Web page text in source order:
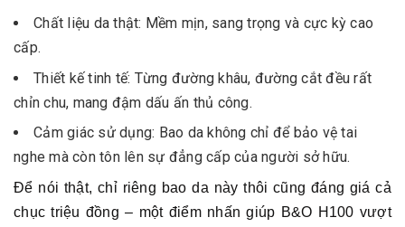
Chất liệu da thật: Mềm mịn, sang trọng và cực kỳ cao
cấp.
Thiết kế tinh tế: Từng đường khâu, đường cắt đều rất
chỉn chu, mang đậm dấu ấn thủ công.
Cảm giác sử dụng: Bao da không chỉ để bảo vệ tai
nghe mà còn tôn lên sự đẳng cấp của người sở hữu.
Để nói thật, chỉ riêng bao da này thôi cũng đáng giá cả
chục triệu đồng – một điểm nhấn giúp B&O H100 vượt